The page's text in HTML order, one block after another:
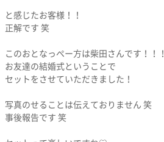
と感じたお客様！！
正解です 笑
このおとなっぺー方は柴田さんです！！！
お友達の結婚式ということで
セットをさせていただきました！
写真のせることは伝えておりません 笑
事後報告です 笑